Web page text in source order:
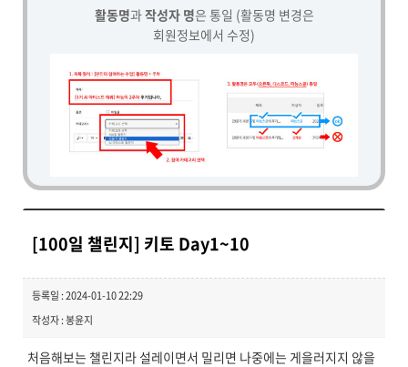
활동명과작성자 명은 통일 (활동명 변경은
회원정보에서 수정)
[100일 챌린지] 키토 Day1~10
등록일 : 2024-01-10 22:29
작성자 : 봉윤지
처음해보는 챌린지라 설레이면서 밀리면 나중에는 게을러지지 않을